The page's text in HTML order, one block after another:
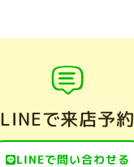
LINEで来店予約
LINEで問い合わせる